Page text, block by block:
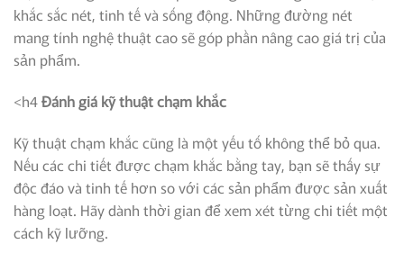
khắc sắc nét, tinh tế và sống động. Những đường nét
mang tính nghệ thuật cao sẽ góp phần nâng cao giá trị của
sản phẩm.
<h4Đánh giá kỹ thuật chạm khắc
Kỹ thuật chạm khắc cũng là một yếu tố không thể bỏ qua.
Nếu các chi tiết được chạm khắc bằng tay, bạn sẽ thấy sự
độc đáo và tinh tế hơn so với các sản phẩm được sản xuất
hàng loạt. Hãy dành thời gian để xem xét từng chi tiết một
cách kỹ lưỡng.